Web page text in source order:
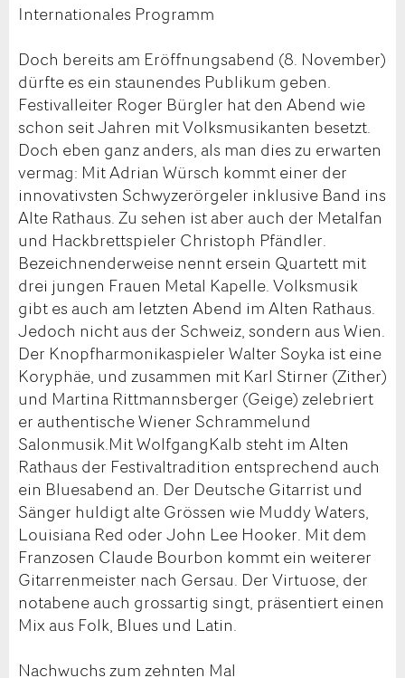
Internationales Programm
Doch bereits am Eröffnungsabend (8. November)
dürfte es ein staunendes Publikum geben.
Festivalleiter Roger Bürgler hat den Abend wie
schon seit Jahren mit Volksmusikanten besetzt.
Doch eben ganz anders, als man dies zu erwarten
vermag: Mit Adrian Würsch kommt einer der
innovativsten Schwyzerörgeler inklusive Band ins
Alte Rathaus. Zu sehen ist aber auch der Metalfan
und Hackbrettspieler Christoph Pfändler.
Bezeichnenderweise nennt ersein Quartett mit
drei jungen Frauen Metal Kapelle. Volksmusik
gibt es auch am letzten Abend im Alten Rathaus.
Jedoch nicht aus der Schweiz, sondern aus Wien.
Der Knopfharmonikaspieler Walter Soyka ist eine
Koryphäe, und zusammen mit Karl Stirner (Zither)
und Martina Rittmannsberger (Geige) zelebriert
er authentische Wiener Schrammelund
Salonmusik.Mit WolfgangKalb steht im Alten
Rathaus der Festivaltradition entsprechend auch
ein Bluesabend an. Der Deutsche Gitarrist und
Sänger huldigt alte Grössen wie Muddy Waters,
Louisiana Red oder John Lee Hooker. Mit dem
Franzosen Claude Bourbon kommt ein weiterer
Gitarrenmeister nach Gersau. Der Virtuose, der
notabene auch grossartig singt, präsentiert einen
Mix aus Folk, Blues und Latin.
Nachwuchs zum zehnten Mal